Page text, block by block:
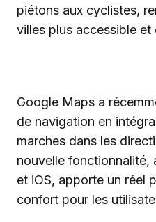
piétons aux cyclistes,
villes plus accessible
Google Maps a
de navigation en
marches dans les
nouvelle fonctionnalité,
et iOS, apporte un réel
confort pour les